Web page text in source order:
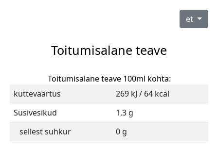
et
Toitumisalane teave
Toitumisalane teave 100ml kohta:
kütteväärtus
269 kJ / 64 kcal
Süsivesikud
1,3 g
sellest suhkur
0 g